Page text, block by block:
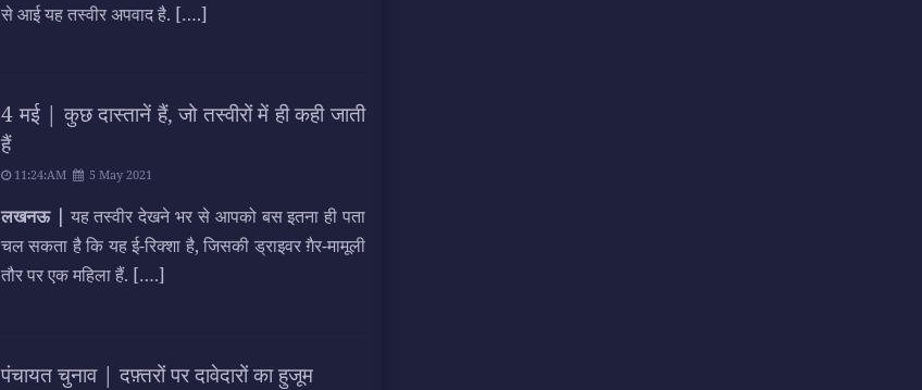
से आई यह तस्वीर अपवाद है. [….]
4 मई | कुछ दास्तानें हैं, जो तस्वीरों में ही कही जाती
हैं
11:24:AM 5 May 2021
लखनऊ | यह तस्वीर देखने भर से आपको बस इतना ही पता
चल सकता है कि यह ई-रिक्शा है, जिसकी ड्राइवर ग़ैर-मामूली
तौर पर एक महिला हैं. [….]
पंचायत चुनाव | दफ़्तरों पर दावेदारों का हुजूम